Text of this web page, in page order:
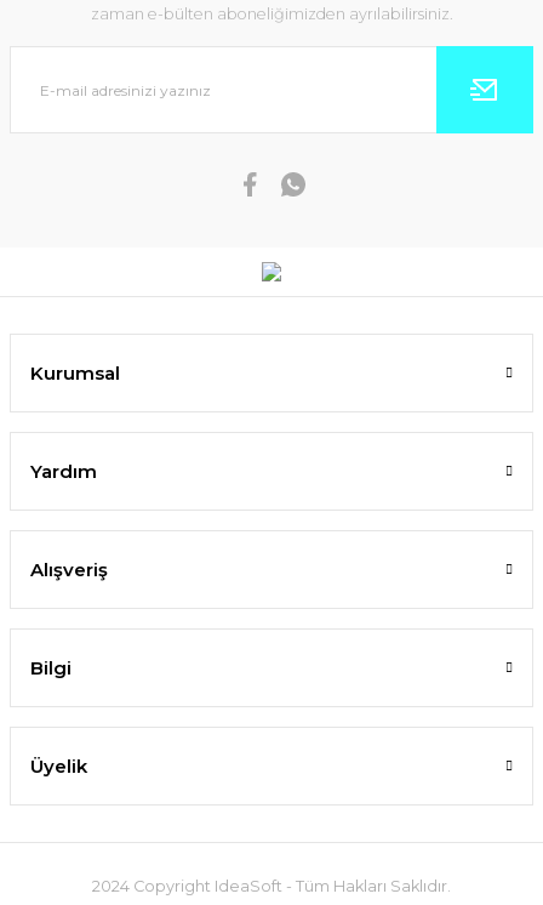
zaman e-bülten aboneliğimizden ayrılabilirsiniz.
Kurumsal
Yardım
Alışveriş
Bilgi
Üyelik
2024 Copyright IdeaSoft - Tüm Hakları Saklıdır.